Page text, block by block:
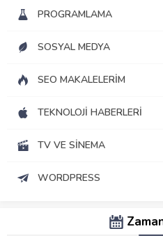
PROGRAMLAMA
SOSYAL MEDYA
SEO MAKALELERIM
TEKNOLOJI HABERLERI
TV VE SINEMA
WORDPRESS